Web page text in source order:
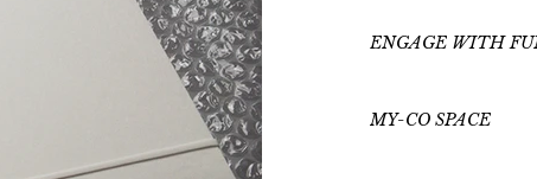
ENGAGE WITH
MY-CO SPACE